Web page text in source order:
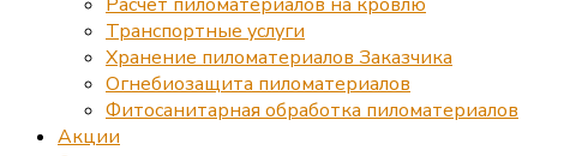
Транспортные услуги
Хранение пиломатериалов Заказчика
Огнебиозащита пиломатериалов
Фитосанитарная обработка пиломатериалов
Акции